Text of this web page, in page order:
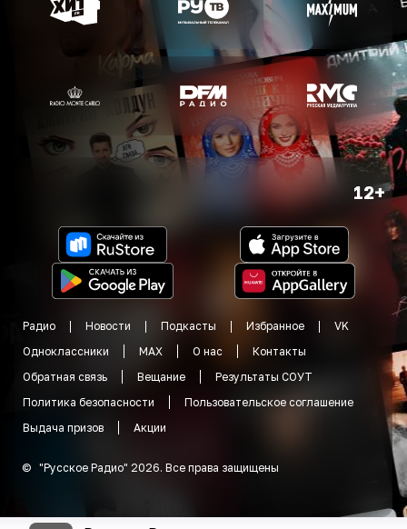
12+
Радио Новости Подкасты Избранное
VK
Одноклассники
MAX О нас
Контакты
Обратная связь
Вещание
Результаты СОУТ
Политика безопасности
Пользовательское соглашение
Выдача призов
Акции
© "Русское Радио" 2026. Все права защищены